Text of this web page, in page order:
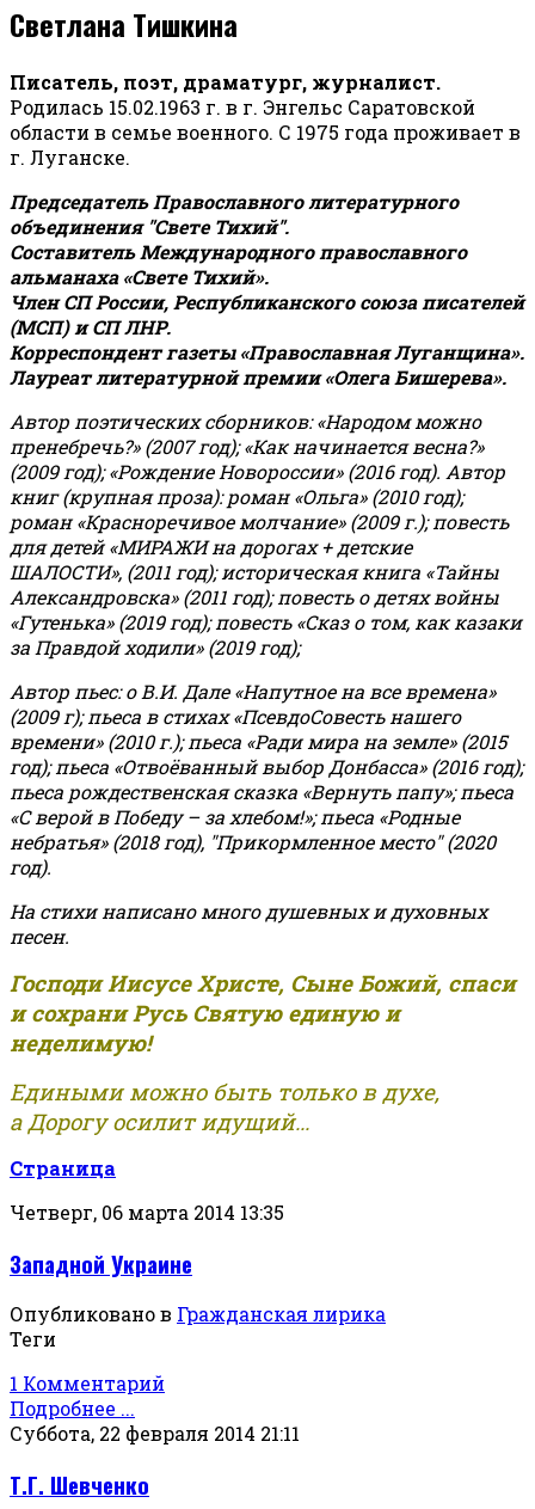
Светлана Тишкина
Писатель, поэт, драматург, журналист.
Родилась 15.02.1963 г. в г. Энгельс Саратовской
области в семье военного. С 1975 года проживает в
г. Луганске.
Председатель Православного литературного
объединения "Свете Тихий".
Составитель Международного православного
альманаха «Свете Тихий».
Член СП России, Республиканского союза писателей
(МСП) и СП ЛНР.
Корреспондент газеты «Православная Луганщина».
Лауреат литературной премии «Олега Бишерева».
Автор поэтических сборников: «Народом можно
пренебречь?» (2007 год); «Как начинается весна?»
(2009 год); «Рождение Новороссии» (2016 год). Автор
книг (крупная проза): роман «Ольга» (2010 год);
роман «Красноречивое молчание» (2009 г.); повесть
для детей «МИРАЖИ на дорогах + детские
ШАЛОСТИ», (2011 год); историческая книга «Тайны
Александровска» (2011 год); повесть о детях войны
«Гутенька» (2019 год); повесть «Сказ о том, как казаки
за Правдой ходили» (2019 год);
Автор пьес: о В.И. Дале «Напутное на все времена»
(2009 г); пьеса в стихах «ПсевдоСовесть нашего
времени» (2010 г.); пьеса «Ради мира на земле» (2015
год); пьеса «Отвоёванный выбор Донбасса» (2016 год);
пьеса рождественская сказка «Вернуть папу»; пьеса
«С верой в Победу – за хлебом!»;пьеса «Родные
небратья» (2018 год), "Прикормленное место" (2020
год).
На стихи написано много душевных и духовных
песен.
Господи Иисусе Христе, Сыне Божий, спаси
и сохрани Русь Святую единую и
неделимую!
Едиными можно быть только в духе,
а Дорогу осилит идущий...
Страница
Четверг, 06 марта 2014 13:35
Западной Украине
Опубликовано в Гражданская лирика
Теги
1 Комментарий
Подробнее ...
Суббота, 22 февраля 2014 21:11
Т.Г. Шевченко